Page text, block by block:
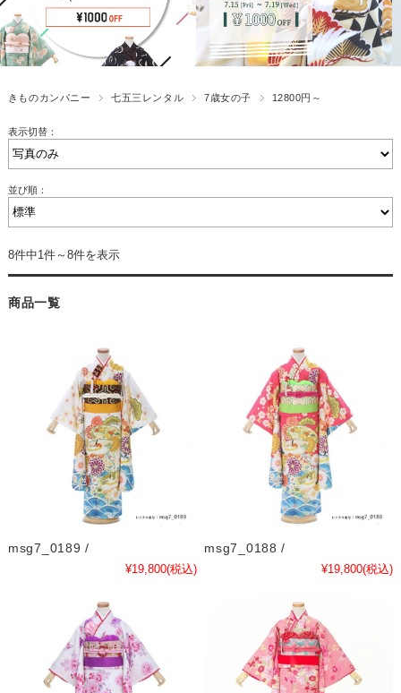
きものカンパニー 七五三レンタル 7歳女の子 12800円～
表示切替：
並び順：
8件中1件～8件を表示
商品一覧
msg7_0189 /
¥19,800(税込)
msg7_0188 /
¥19,800(税込)